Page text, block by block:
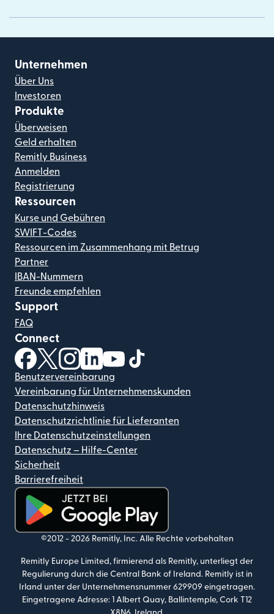
Unternehmen
Über Uns
Investoren
Produkte
Überweisen
Geld erhalten
Remitly Business
Anmelden
Registrierung
Ressourcen
Kurse und Gebühren
SWIFT-Codes
Ressourcen im Zusammenhang mit Betrug
Partner
IBAN-Nummern
Freunde empfehlen
Support
FAQ
Connect
(wird in einem neuen Fenster geöffnet)
(wird in einem neuen Fenster geöffnet)
(wird in einem neuen Fenster geöffnet)
(wird in einem neuen Fenster geöffnet)
(wird in einem neuen Fenster
Benutzervereinbarung
Vereinbarung für Unternehmenskunden
Datenschutzhinweis
Datenschutzrichtlinie für Lieferanten
Ihre Datenschutzeinstellungen
Datenschutz – Hilfe-Center
Sicherheit
Barrierefreiheit
(wird in einem neuen Fenster geöffnet)
©2012 - 2026 Remitly, Inc. Alle Rechte vorbehalten
Remitly Europe Limited, firmierend als Remitly, unterliegt der
Regulierung durch die Central Bank of Ireland. Remitly ist in
Irland unter der Unternehmensnummer 629909 eingetragen.
Eingetragene Adresse: 1 Albert Quay, Ballintemple, Cork T12